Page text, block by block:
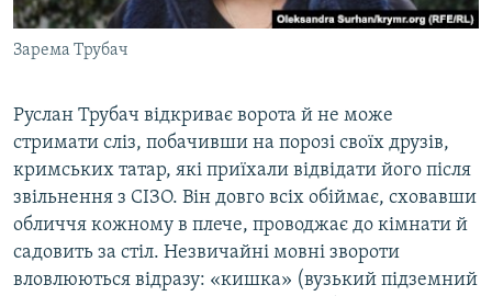
Зарема Трубач
Руслан Трубач відкриває ворота й не може
стримати сліз, побачивши на порозі своїх друзів,
кримських татар, які приїхали відвідати його після
звільнення з СІЗО. Він довго всіх обіймає, сховавши
обличчя кожному в плече, проводжає до кімнати й
садовить за стіл. Незвичайні мовні звороти
вловлюються відразу: «кишка» (вузький підземний